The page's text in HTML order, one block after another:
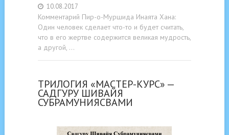
10.08.2017
Комментарий Пир-о-Муршида Инаята Хана:
Один человек сделает что-то и будет считать,
что в его жертве содержится великая мудрость,
а другой, …
ТРИЛОГИЯ «МАСТЕР-КУРС» —
САДГУРУ ШИВАЙЯ
СУБРАМУНИЯСВАМИ